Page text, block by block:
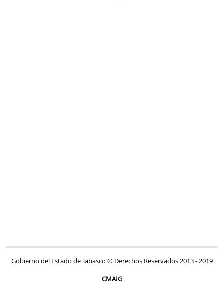
Gobierno del Estado de Tabasco © Derechos Reservados 2013 - 2019
CMAIG